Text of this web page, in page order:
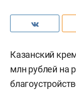
Казанский
млн рублей на